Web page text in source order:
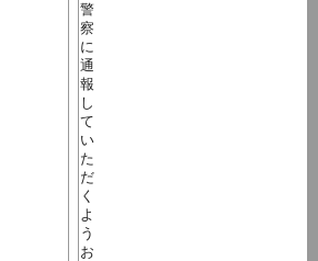
警
察
に
通
報
し
て
い
た
だ
く
よ
う
お